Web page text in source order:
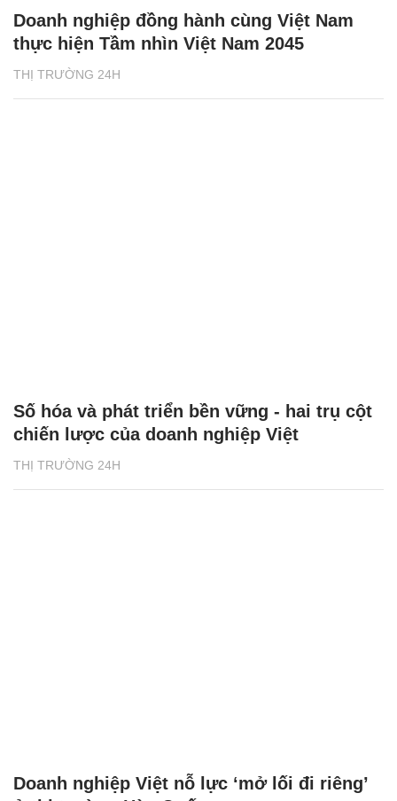
THỊ TRƯỜNG 24H
Doanh nghiệp đồng hành cùng Việt Nam
thực hiện Tầm nhìn Việt Nam 2045
THỊ TRƯỜNG 24H
Số hóa và phát triển bền vững - hai trụ cột
chiến lược của doanh nghiệp Việt
Doanh nghiệp Việt nỗ lực ‘mở lối đi riêng’